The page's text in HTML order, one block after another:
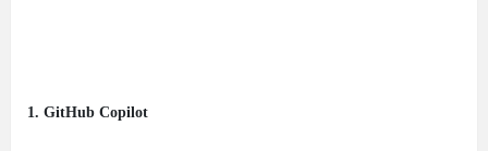
1. GitHub Copilot